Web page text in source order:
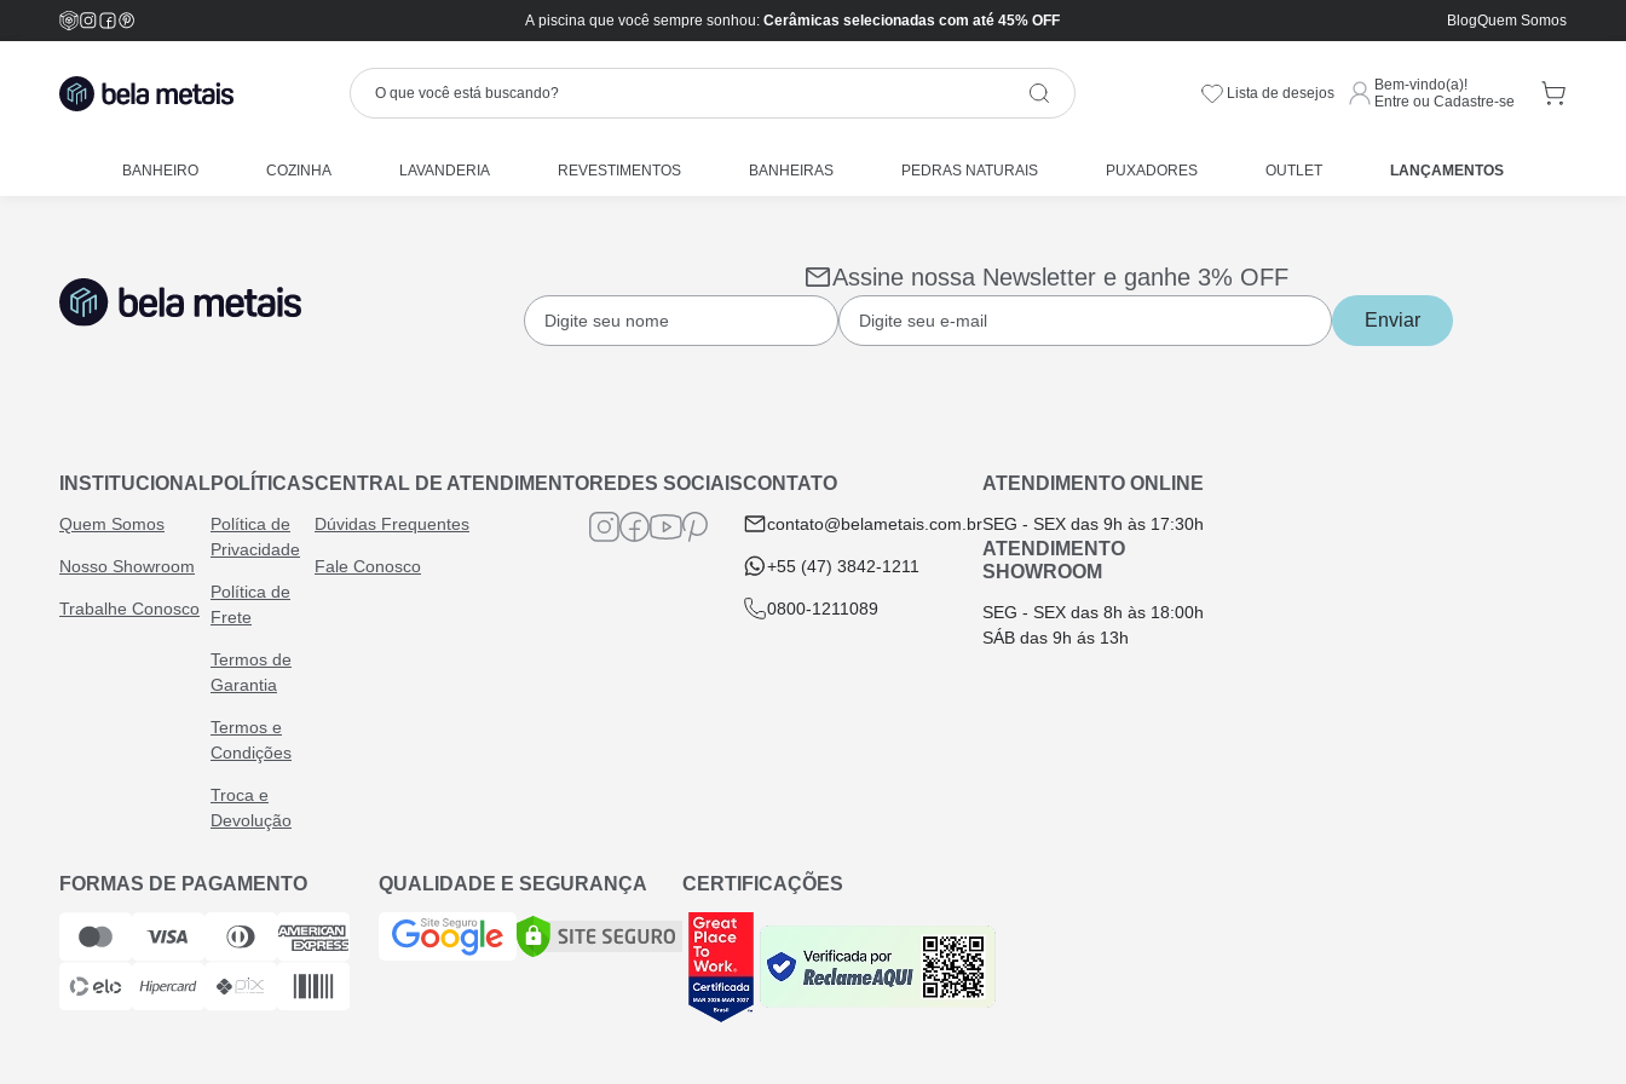
A piscina que você sempre sonhou: Cerâmicas selecionadas com até 45% OFF BlogQuem Somos
Lista de desejos
Bem-vindo(a)!
Entre ou Cadastre-se
BANHEIRO COZINHA LAVANDERIA REVESTIMENTOS BANHEIRAS PEDRAS NATURAIS PUXADORES OUTLET LANÇAMENTOS
Assine nossa Newsletter e ganhe 3% OFF
Enviar
INSTITUCIONAL
Quem Somos
Nosso Showroom
Trabalhe Conosco
POLÍTICAS
Política de
Privacidade
Política de
Frete
Termos de
Garantia
Termos e
Condições
Troca e
Devolução
CENTRAL DE ATENDIMENTO
Dúvidas Frequentes
Fale Conosco
REDES SOCIAISCONTATO
contato@belametais.com.br
+55 (47) 3842-1211
0800-1211089
ATENDIMENTO ONLINE
SEG - SEX das 9h às 17:30h
ATENDIMENTO
SHOWROOM
SEG - SEX das 8h às 18:00h
SÁB das 9h ás 13h
FORMAS DE PAGAMENTO QUALIDADE E SEGURANÇA CERTIFICAÇÕES